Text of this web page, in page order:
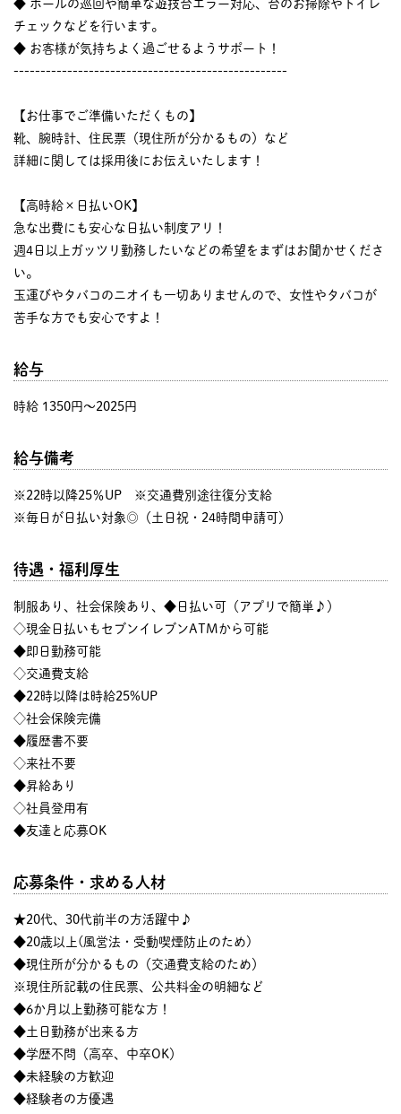
◆ ホールの巡回や簡単な遊技台エラー対応、台のお掃除やトイレ
チェックなどを行います。
◆ お客様が気持ちよく過ごせるようサポート！
---------------------------------------------------
【お仕事でご準備いただくもの】
靴、腕時計、住民票（現住所が分かるもの）など
詳細に関しては採用後にお伝えいたします！
【高時給×日払いOK】
急な出費にも安心な日払い制度アリ！
週4日以上ガッツリ勤務したいなどの希望をまずはお聞かせくださ
い。
玉運びやタバコのニオイも一切ありませんので、女性やタバコが
苦手な方でも安心ですよ！
給与
時給 1350円〜2025円
給与備考
※22時以降25％UP ※交通費別途往復分支給
※毎日が日払い対象◎（土日祝・24時間申請可）
待遇・福利厚生
制服あり、社会保険あり、◆日払い可（アプリで簡単♪）
◇現金日払いもセブンイレブンATMから可能
◆即日勤務可能
◇交通費支給
◆22時以降は時給25%UP
◇社会保険完備
◆履歴書不要
◇来社不要
◆昇給あり
◇社員登用有
◆友達と応募OK
応募条件・求める人材
★20代、30代前半の方活躍中♪
◆20歳以上(風営法・受動喫煙防止のため)
◆現住所が分かるもの（交通費支給のため）
※現住所記載の住民票、公共料金の明細など
◆6か月以上勤務可能な方！
◆土日勤務が出来る方
◆学歴不問（高卒、中卒OK）
◆未経験の方歓迎
◆経験者の方優遇